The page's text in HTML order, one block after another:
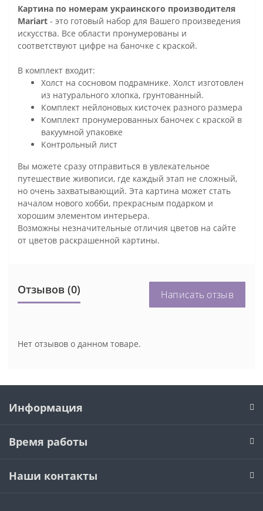
Картина по номерам украинского производителя
Mariart - это готовый набор для Вашего произведения
искусства. Все области пронумерованы и
соответствуют цифре на баночке с краской.
В комплект входит:
Холст на сосновом подрамнике. Холст изготовлен
из натурального хлопка, грунтованный.
Комплект нейлоновых кисточек разного размера
Комплект пронумерованных баночек с краской в
вакуумной упаковке
Контрольный лист
Вы можете сразу отправиться в увлекательное
путешествие живописи, где каждый этап не сложный,
но очень захватывающий. Эта картина может стать
началом нового хобби, прекрасным подарком и
хорошим элементом интерьера.
Возможны незначительные отличия цветов на сайте
от цветов раскрашенной картины.
Отзывов (0) Написать отзыв
Нет отзывов о данном товаре.
Информация
Время работы
Наши контакты